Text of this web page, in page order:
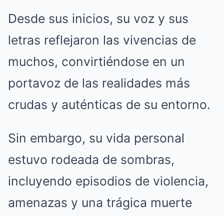
Desde sus inicios, su voz y sus
letras reflejaron las vivencias de
muchos, convirtiéndose en un
portavoz de las realidades más
crudas y auténticas de su entorno.
Sin embargo, su vida personal
estuvo rodeada de sombras,
incluyendo episodios de violencia,
amenazas y una trágica muerte